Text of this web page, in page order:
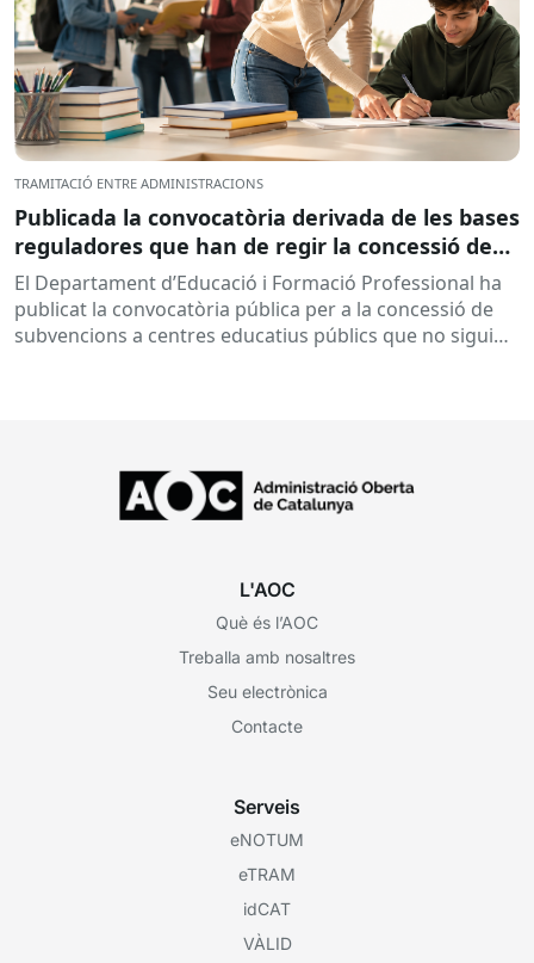
TRAMITACIÓ ENTRE ADMINISTRACIONS
Publicada la convocatòria derivada de les bases
reguladores que han de regir la concessió de
subvencions a centres educatius, per al
desenvolupament de programes de formació i
inserció, durant el curs 2026-2027
El Departament d’Educació i Formació Professional ha
publicat la convocatòria pública per a la concessió de
subvencions a centres educatius públics que no siguin
L'AOC
Què és l’AOC
Treballa amb nosaltres
Seu electrònica
Contacte
Serveis
eNOTUM
eTRAM
idCAT
VÀLID